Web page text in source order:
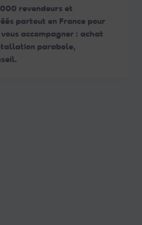
revendeurs et
partout en France pour
accompagner : achat
parabole,